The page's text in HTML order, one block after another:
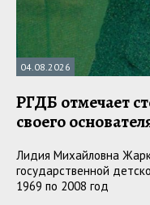
04.08.2026
РГДБ отмечает
своего
Лидия Михайловна
государственной
1969 по 2008 год